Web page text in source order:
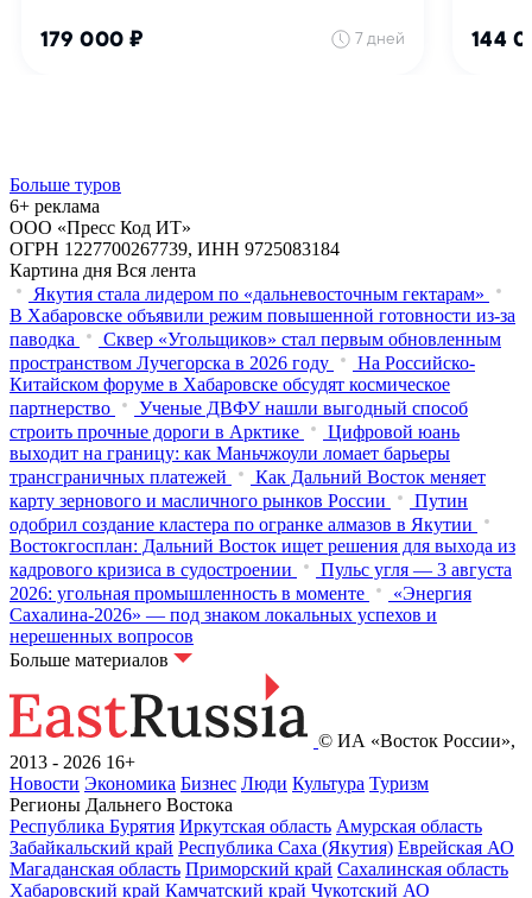
Больше туров
6+ реклама
ООО «Пресс Код ИТ»
ОГРН 1227700267739, ИНН 9725083184
Картина дня Вся лента
Якутия стала лидером по «дальневосточным гектарам»
В Хабаровске объявили режим повышенной готовности из‑за
паводка
Сквер «Угольщиков» стал первым обновленным
пространством Лучегорска в 2026 году
На Российско-
Китайском форуме в Хабаровске обсудят космическое
партнерство
Ученые ДВФУ нашли выгодный способ
строить прочные дороги в Арктике
Цифровой юань
выходит на границу: как Маньчжоули ломает барьеры
трансграничных платежей
Как Дальний Восток меняет
карту зернового и масличного рынков России
Путин
одобрил создание кластера по огранке алмазов в Якутии
Востокгосплан: Дальний Восток ищет решения для выхода из
кадрового кризиса в судостроении
Пульс угля — 3 августа
2026: угольная промышленность в моменте
«Энергия
Сахалина-2026» — под знаком локальных успехов и
нерешенных вопросов
Больше материалов
© ИА «Восток России»,
2013 - 2026 16+
Новости Экономика Бизнес Люди Культура Туризм
Регионы Дальнего Востока
Республика Бурятия Иркутская область Амурская область
Забайкальский край Республика Саха (Якутия) Еврейская АО
Магаданская область Приморский край Сахалинская область
Хабаровский край Камчатский край Чукотский АО